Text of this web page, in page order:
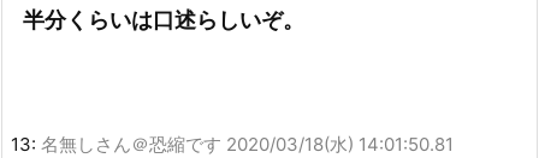
半分くらいは口述らしいぞ。
13: 名無しさん＠恐縮です 2020/03/18(水) 14:01:50.81